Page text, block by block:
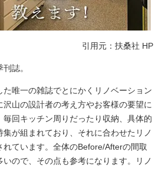
引用元：扶桑社 HP
誌。
た唯一の雑誌でとにかくリノベーション
山の設計者の考え方やお客様の要望に
回キッチン周りだったり収納、具体的
が組まれており、それに合わせたリノ
ています。全体のBefore/Afterの間取
いので、その点も参考になります。リノ